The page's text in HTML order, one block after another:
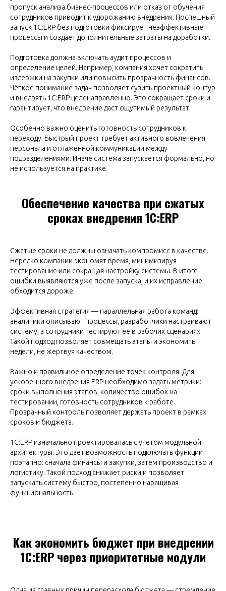
пропуск анализа бизнес-процессов или отказ от обучения
сотрудников приводит к удорожанию внедрения. Поспешный
запуск 1С:ERP без подготовки фиксирует неэффективные
процессы и создаёт дополнительные затраты на доработки.
Подготовка должна включать аудит процессов и
определение целей. Например, компания хочет сократить
издержки на закупки или повысить прозрачность финансов.
Чёткое понимание задач позволяет сузить проектный контур
и внедрять 1С:ERP целенаправленно. Это сокращает сроки и
гарантирует, что внедрение даст ощутимый результат.
Особенно важно оценить готовность сотрудников к
переходу. Быстрый проект требует активного вовлечения
персонала и отлаженной коммуникации между
подразделениями. Иначе система запускается формально, но
не используется на практике.
Обеспечение качества при сжатых
сроках внедрения 1С:ERP
Сжатые сроки не должны означать компромисс в качестве.
Нередко компании экономят время, минимизируя
тестирование или сокращая настройку системы. В итоге
ошибки выявляются уже после запуска, и их исправление
обходится дороже.
Эффективная стратегия — параллельная работа команд:
аналитики описывают процессы, разработчики настраивают
систему, а сотрудники тестируют её в рабочих сценариях.
Такой подход позволяет совмещать этапы и экономить
недели, не жертвуя качеством.
Важно и правильное определение точек контроля. Для
ускоренного внедрения ERP необходимо задать метрики:
сроки выполнения этапов, количество ошибок на
тестировании, готовность сотрудников к работе.
Прозрачный контроль позволяет держать проект в рамках
сроков и бюджета.
1С:ERP изначально проектировалась с учётом модульной
архитектуры. Это даёт возможность подключать функции
поэтапно: сначала финансы и закупки, затем производство и
логистику. Такой подход снижает риски и позволяет
запускать систему быстро, постепенно наращивая
функциональность.
Как экономить бюджет при внедрении
1С:ERP через приоритетные модули